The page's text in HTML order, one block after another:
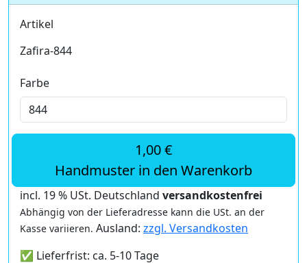
Artikel
Zafira-844
Farbe
1,00 €
Handmuster in den Warenkorb
incl. 19 % USt. Deutschland versandkostenfrei
Abhängig von der Lieferadresse kann die USt. an der
Kasse variieren. Ausland: zzgl. Versandkosten
✅ Lieferfrist: ca. 5-10 Tage